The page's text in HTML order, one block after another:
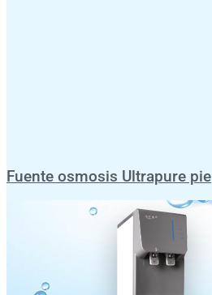
Fuente osmosis Ultrapure pie